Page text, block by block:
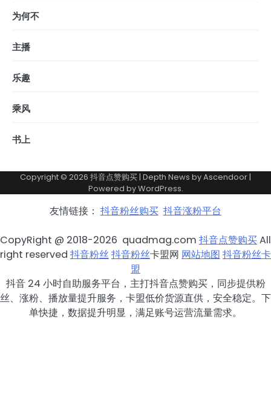
为何不
主播
乐趣
乘风
书上
Copyright © 2026 抖音点赞购买| Depth News byAscendoor|
Powered byWordPress.
友情链接： 抖音粉丝购买 抖音涨粉平台
CopyRight @ 2018-2026 quadmag.com 抖音点赞购买All
right reserved 抖音粉丝抖音粉丝卡盟网 网站地图 抖音粉丝卡
盟
抖音 24 小时自助服务平台，主打抖音点赞购买，同步提供粉
丝、涨粉、播放量提升服务，卡盟低价货源直供，安全稳定。下
单快捷，数据提升明显，满足账号运营流量需求。